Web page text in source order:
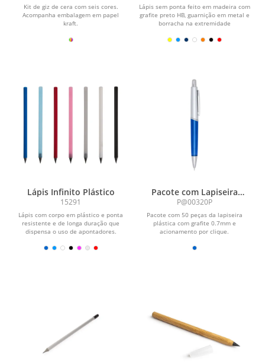
Kit de giz de cera com seis cores.
Acompanha embalagem em papel
kraft.
Lápis sem ponta feito em madeira com
grafite preto HB, guarnição em metal e
borracha na extremidade
Lápis Infinito Plástico
15291
Lápis com corpo em plástico e ponta
resistente e de longa duração que
dispensa o uso de apontadores.
Pacote com Lapiseira
Plástica
P@00320P
Pacote com 50 peças da lapiseira
plástica com grafite 0.7mm e
acionamento por clique.